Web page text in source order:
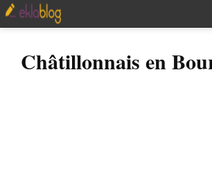
Châtillonnais en